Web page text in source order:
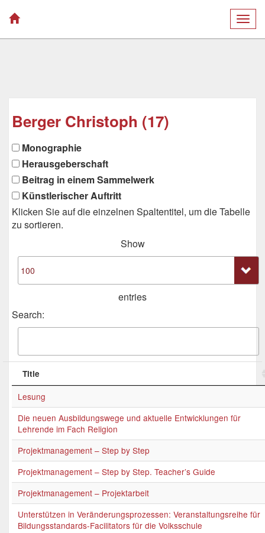
Berger Christoph (17)
Monographie
Herausgeberschaft
Beitrag in einem Sammelwerk
Künstlerischer Auftritt
Klicken Sie auf die einzelnen Spaltentitel, um die Tabelle
zu sortieren.
Show
entries
Search:
Title
Lesung
Die neuen Ausbildungswege und aktuelle Entwicklungen für
Lehrende im Fach Religion
Projektmanagement – Step by Step
Projektmanagement – Step by Step. Teacher’s Guide
Projektmanagement – Projektarbeit
Unterstützen in Veränderungsprozessen: Veranstaltungsreihe für
Bildungsstandards-Facilitators für die Volksschule